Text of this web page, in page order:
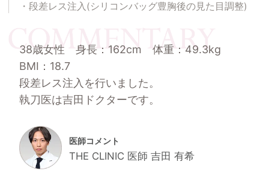
段差レス注入(シリコンバッグ豊胸後の見た目調整)
38歳女性 身長：162cm 体重：49.3kg
BMI：18.7
段差レス注入を行いました。
執刀医は吉田ドクターです。
医師コメント
THE CLINIC 医師 吉田 有希